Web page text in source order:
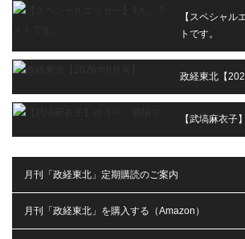
【スペシャル
トです。
政経東北【
【武塙麻衣
月刊「政経東北」定期購読のご案内
月刊「政経東北」を購入する（Amazon）